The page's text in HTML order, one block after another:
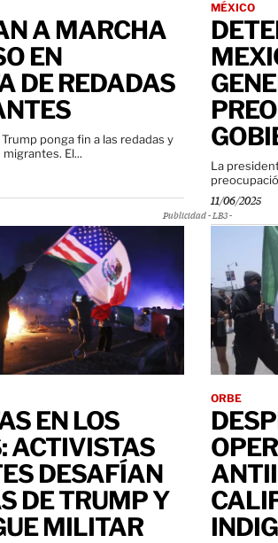
A MARCHA
EN
DE REDADAS
ponga fin a las redadas y
las deportaciones de migrantes. El...
MÉXICO
La
11/06/2025
Publicidad - LB3 -
EN LOS
ACTIVISTAS
DESAFÍAN
DE TRUMP Y
MILITAR
ORBE